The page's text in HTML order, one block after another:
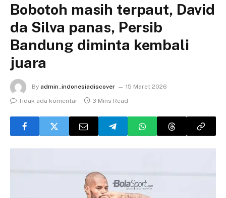
Bobotoh masih terpaut, David
da Silva panas, Persib
Bandung diminta kembali
juara
By admin_indonesiadiscover
15 Maret 2026
Tidak ada komentar
3 Mins Read